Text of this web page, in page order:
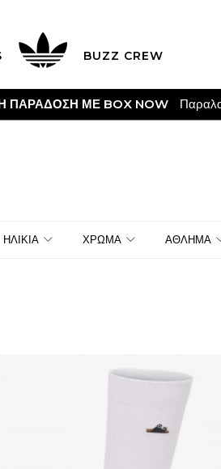
BUZZ CREW
ΠΑΡΑΔΟΣΗ ΜΕ BOX NOW
ΗΛΙΚΙΑ ΧΡΩΜΑ ΑΘΛΗΜΑ